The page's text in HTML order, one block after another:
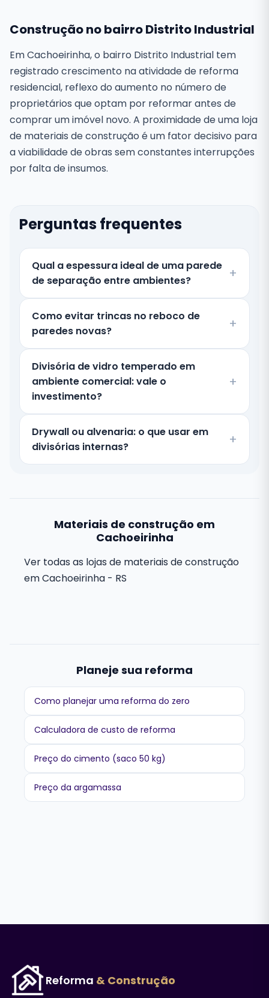
Construção no bairro Distrito Industrial
Em Cachoeirinha, o bairro Distrito Industrial tem
registrado crescimento na atividade de reforma
residencial, reflexo do aumento no número de
proprietários que optam por reformar antes de
comprar um imóvel novo. A proximidade de uma loja
de materiais de construção é um fator decisivo para
a viabilidade de obras sem constantes interrupções
por falta de insumos.
Perguntas frequentes
Qual a espessura ideal de uma parede
de separação entre ambientes?
Como evitar trincas no reboco de
paredes novas?
Divisória de vidro temperado em
ambiente comercial: vale o
investimento?
Drywall ou alvenaria: o que usar em
divisórias internas?
Materiais de construção em
Cachoeirinha
Ver todas as lojas de materiais de construção
em Cachoeirinha - RS
Planeje sua reforma
Como planejar uma reforma do zero
Calculadora de custo de reforma
Preço do cimento (saco 50 kg)
Preço da argamassa
Reforma & Construção